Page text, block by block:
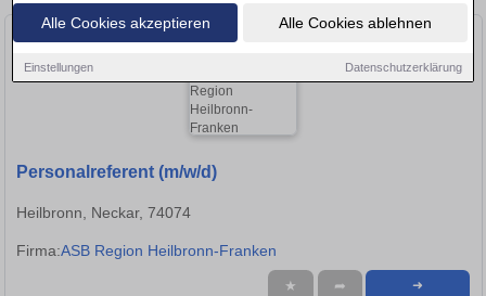
Alle Cookies akzeptieren Alle Cookies ablehnen
Einstellungen Datenschutzerklärung
Personalreferent (m/w/d)
Heilbronn, Neckar, 74074
Firma:ASB Region Heilbronn-Franken
★ ➦ ➜